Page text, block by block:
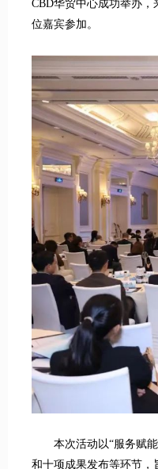
CBD华贸中心成功举办
位嘉宾参加。
本次活动以“服务赋
和十项成果发布等环节，